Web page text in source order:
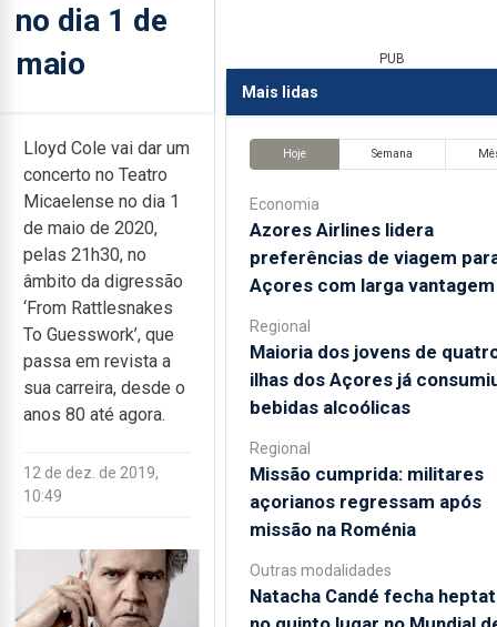
no dia 1 de
maio
Lloyd Cole vai dar um
concerto no Teatro
Micaelense no dia 1
de maio de 2020,
pelas 21h30, no
âmbito da digressão
‘From Rattlesnakes
To Guesswork’, que
passa em revista a
sua carreira, desde o
anos 80 até agora.
12 de dez. de 2019,
10:49
PUB
Mais lidas
Hoje Semana
Economia
Azores Airlines lidera
preferências de viagem
Açores com larga vantagem
Regional
Maioria dos jovens de
ilhas dos Açores já
bebidas alcoólicas
Regional
Missão cumprida: militares
açorianos regressam após
missão na Roménia
Outras modalidades
Natacha Candé fecha